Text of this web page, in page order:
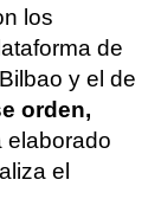
los
de
y el de
orden,
elaborado
el